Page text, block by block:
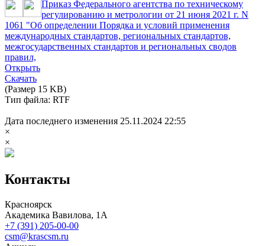
Приказ Федерального агентства по техническому
регулированию и метрологии от 21 июня 2021 г. N
1061 "Об определении Порядка и условий применения
международных стандартов, региональных стандартов,
межгосударственных стандартов и региональных сводов
правил,
Открыть
Скачать
(Размер 15 KB)
Тип файла: RTF
Дата последнего изменения 25.11.2024 22:55
×
×
Контакты
Красноярск
Академика Вавилова, 1А
+7 (391) 205-00-00
csm@krascsm.ru